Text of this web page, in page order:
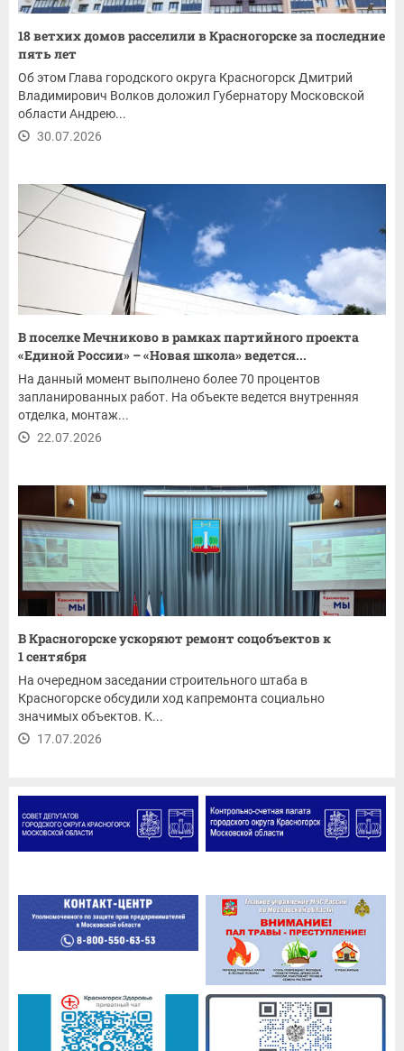
18 ветхих домов расселили в Красногорске за последние
пять лет
Об этом Глава городского округа Красногорск Дмитрий
Владимирович Волков доложил Губернатору Московской
области Андрею...
30.07.2026
В поселке Мечниково в рамках партийного проекта
«Единой России» – «Новая школа» ведется...
На данный момент выполнено более 70 процентов
запланированных работ. На объекте ведется внутренняя
отделка, монтаж...
22.07.2026
В Красногорске ускоряют ремонт соцобъектов к
1 сентября
На очередном заседании строительного штаба в
Красногорске обсудили ход капремонта социально
значимых объектов. К...
17.07.2026